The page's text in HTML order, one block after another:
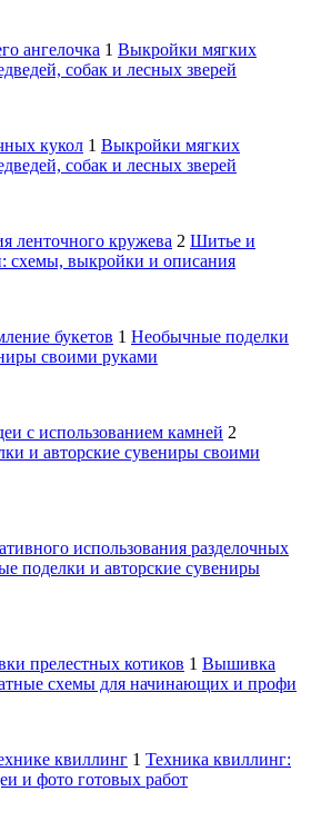
ангелочка 1 Выкройки мягких
собак и лесных зверей
кукол 1 Выкройки мягких
собак и лесных зверей
ленточного кружева 2 Шитье и
схемы, выкройки и описания
букетов 1 Необычные поделки
своими руками
с использованием камней 2
и авторские сувениры своими
использования разделочных
поделки и авторские сувениры
прелестных котиков 1 Вышивка
схемы для начинающих и профи
квиллинг 1 Техника квиллинг:
и фото готовых работ